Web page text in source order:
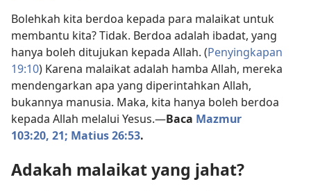
Bolehkah kita berdoa kepada para malaikat untuk
membantu kita? Tidak. Berdoa adalah ibadat, yang
hanya boleh ditujukan kepada Allah. (Penyingkapan
19:10) Karena malaikat adalah hamba Allah, mereka
mendengarkan apa yang diperintahkan Allah,
bukannya manusia. Maka, kita hanya boleh berdoa
kepada Allah melalui Yesus.—Baca Mazmur
103:20, 21; Matius 26:53.
Adakah malaikat yang jahat?